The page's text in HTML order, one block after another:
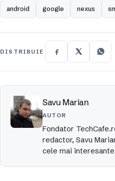
android google nexus
DISTRIBUIE
Savu Marian
AUTOR
Fondator
redactor, Savu
cele mai